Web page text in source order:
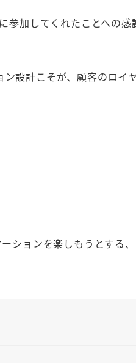
加してくれたことへの感
設計こそが、顧客のロイ
ョンを楽しもうとする、